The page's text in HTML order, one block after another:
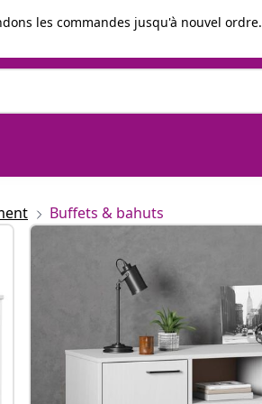
les commandes jusqu'à nouvel ordre.
cm Bois massif
Buffets & bahuts